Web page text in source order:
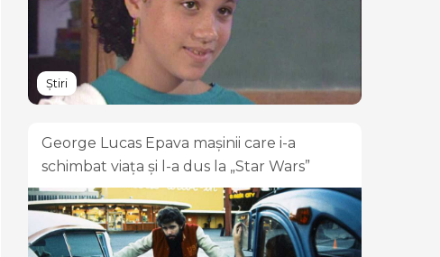
Știri
George Lucas Epava mașinii care i-a
schimbat viața și l-a dus la „Star Wars”